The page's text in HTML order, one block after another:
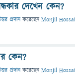
দেখেন কেন?
প্রদান করেছেনMonjil
কেন?
প্রদান করেছেনMonjil